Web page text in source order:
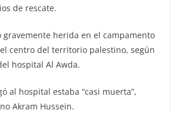
de rescate.
gravemente herida en el campamento
centro del territorio palestino, según
hospital Al Awda.
al hospital estaba “casi muerta”,
Akram Hussein.